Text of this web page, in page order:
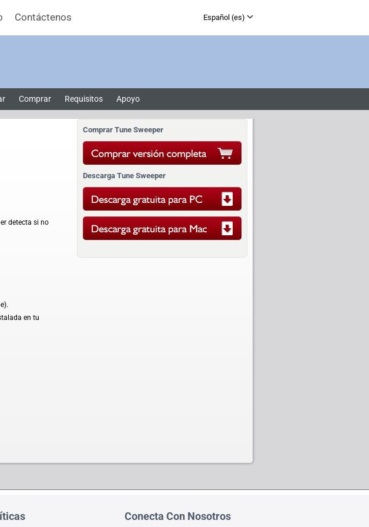
Contáctenos Español (es)
Comprar Requisitos Apoyo
detecta si no
en tu
Comprar Tune Sweeper
Descarga Tune Sweeper
Conecta Con Nosotros